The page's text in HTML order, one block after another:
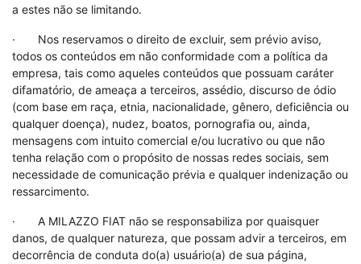
a estes não se limitando.
· Nos reservamos o direito de excluir, sem prévio aviso,
todos os conteúdos em não conformidade com a política da
empresa, tais como aqueles conteúdos que possuam caráter
difamatório, de ameaça a terceiros, assédio, discurso de ódio
(com base em raça, etnia, nacionalidade, gênero, deficiência ou
qualquer doença), nudez, boatos, pornografia ou, ainda,
mensagens com intuito comercial e/ou lucrativo ou que não
tenha relação com o propósito de nossas redes sociais, sem
necessidade de comunicação prévia e qualquer indenização ou
ressarcimento.
· A MILAZZO FIAT não se responsabiliza por quaisquer
danos, de qualquer natureza, que possam advir a terceiros, em
decorrência de conduta do(a) usuário(a) de sua página,